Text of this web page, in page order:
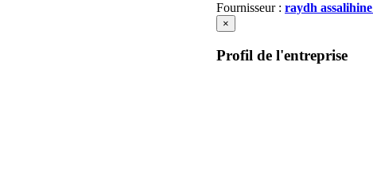
Fournisseur : raydh assalihine
×
Profil de l'entreprise